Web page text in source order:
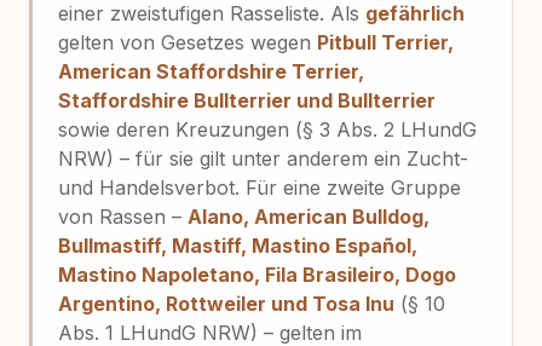
einer zweistufigen Rasseliste. Als gefährlich
gelten von Gesetzes wegen Pitbull Terrier,
American Staffordshire Terrier,
Staffordshire Bullterrier und Bullterrier
sowie deren Kreuzungen (§ 3 Abs. 2 LHundG
NRW) – für sie gilt unter anderem ein Zucht-
und Handelsverbot. Für eine zweite Gruppe
von Rassen – Alano, American Bulldog,
Bullmastiff, Mastiff, Mastino Español,
Mastino Napoletano, Fila Brasileiro, Dogo
Argentino, Rottweiler und Tosa Inu (§ 10
Abs. 1 LHundG NRW) – gelten im